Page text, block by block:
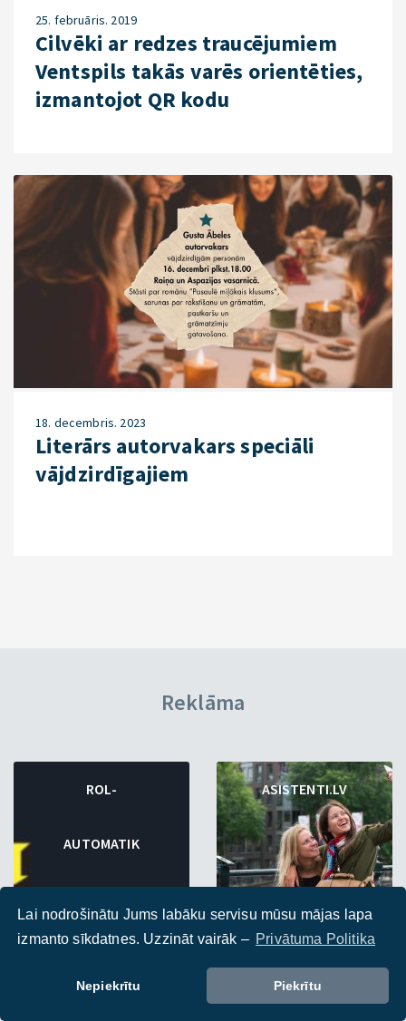
Lai nodrošinātu Jums labāku servisu mūsu mājas lapa
izmanto sīkdatnes. Uzzināt vairāk – Privātuma Politika
Nepiekrītu Piekrītu
25. februāris. 2019
Cilvēki ar redzes traucējumiem
Ventspils takās varēs orientēties,
izmantojot QR kodu
18. decembris. 2023
Literārs autorvakars speciāli
vājdzirdīgajiem
Reklāma
ROL-
AUTOMATIK
ASISTENTI.LV
WWW.ASISTENTI.LV